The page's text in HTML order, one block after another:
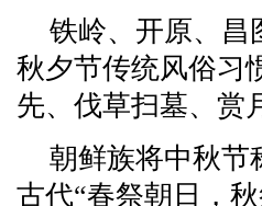
铁岭、开原、昌
秋夕节传统风俗习
先、伐草扫墓、赏
朝鲜族将中秋节
古代“春祭朝日，